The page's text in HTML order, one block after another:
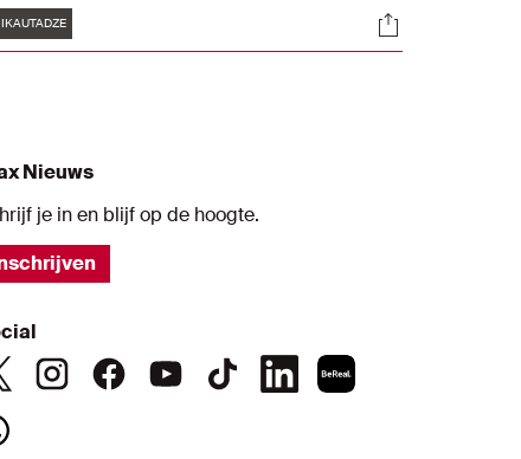
Mislintat is in zijn nopjes met de
"Hij kan op alle posities in de
Socials
Nieuws
je in en blijf op de hoogte.